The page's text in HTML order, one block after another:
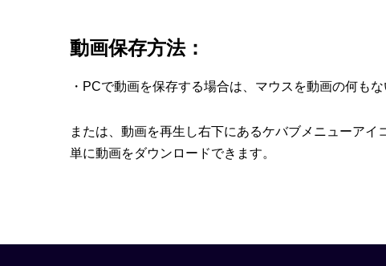
動画保存方法：
・PCで動画を保存する場合は、マウスを動画の何も
または、動画を再生し右下にあるケバブメニューア
単に動画をダウンロードできます。